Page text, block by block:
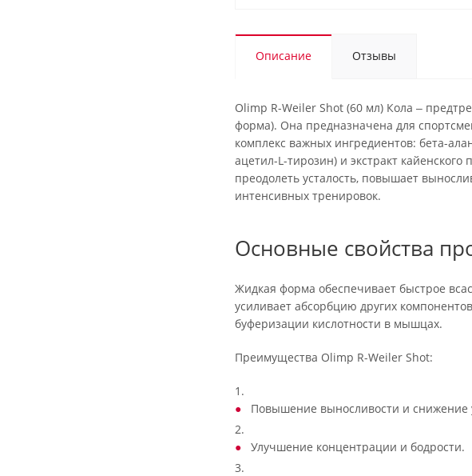
Описание Отзывы
Olimp R-Weiler Shot (60 мл) Кола ‒
форма). Она предназначена для
комплекс важных ингредиентов: бета-
ацетил-L-тирозин) и экстракт
преодолеть усталость, повышает
интенсивных тренировок.
Основные свойства
Жидкая форма обеспечивает быстрое
усиливает абсорбцию других
буферизации кислотности в мышцах.
Преимущества Olimp R-Weiler Shot:
1.
Повышение выносливости и снижение
2.
Улучшение концентрации и бодрости.
3.